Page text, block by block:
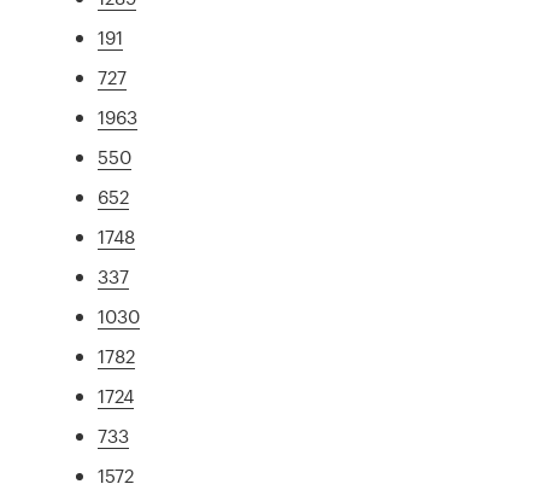
191
727
1963
550
652
1748
337
1030
1782
1724
733
1572